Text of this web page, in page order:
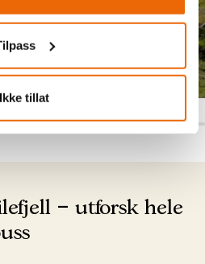
Ikke tillat
– utforsk hele